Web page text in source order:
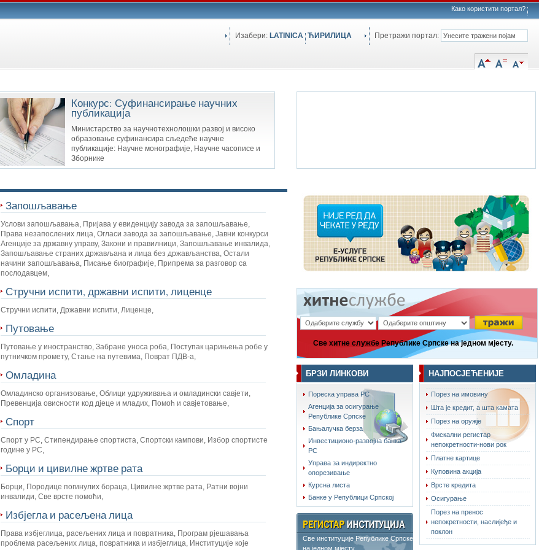
Како користити портал?
Изабери: LATINICA ЋИРИЛИЦА Претражи портал:
Конкурс: Суфинансирање научних
публикација
Министарство за научнотехнолошки развој и високо
образовање суфинансира сљедеће научне
публикације: Научне монографије, Научне часописе и
Зборнике
Запошљавање
Услови запошљавања, Пријава у евиденцију завода за запошљавање,
Права незапослених лица, Огласи завода за запошљавање, Јавни конкурси
Агенције за државну управу, Закони и правилници, Запошљавање инвалида,
Запошљавање страних држављана и лица без држављанства, Остали
начини запошљавања, Писање биографије, Припрема за разговор са
послодавцем,
Стручни испити, државни испити, лиценце
Стручни испити, Државни испити, Лиценце,
Путовање
Путовање у иностранство, Забране уноса роба, Поступак царињења робе у
путничком промету, Стање на путевима, Поврат ПДВ-а,
Омладина
Омладинско организовање, Облици удруживања и омладински савјети,
Превенција овисности код дјеце и младих, Помоћ и савјетовање,
Спорт
Спорт у РС, Стипендирање спортиста, Спортски кампови, Избор спортисте
године у РС,
Борци и цивилне жртве рата
Борци, Породице погинулих бораца, Цивилне жртве рата, Ратни војни
инвалиди, Све врсте помоћи,
Избјегла и расељена лица
Права избјеглица, расељених лица и повратника, Програм рјешавања
проблема расељених лица, повратника и избјеглица, Институције које
Све хитне службе Републике Српске на једном мјесту.
БРЗИ ЛИНКОВИ
Пореска управа РС
Агенција за осигурање
Републике Српске
Бањалучка берза
Инвестиционо-развојна банка
РС
Управа за индиректно
опорезивање
Курсна листа
Банке у Републици Српској
НАЈПОСЈЕЋЕНИЈЕ
Порез на имовину
Шта је кредит, а шта камата
Порез на оружје
Фискални регистар
непокретности-нови рок
Платне картице
Куповина акција
Врсте кредита
Осигурање
Порез на пренос
непокретности, наслијеђе и
поклон
Све институције Републике Српске
на једном мјесту.